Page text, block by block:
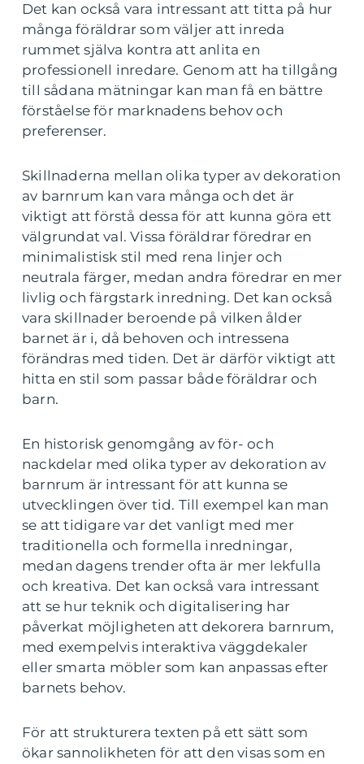
Det kan också vara intressant att titta på hur
många föräldrar som väljer att inreda
rummet själva kontra att anlita en
professionell inredare. Genom att ha tillgång
till sådana mätningar kan man få en bättre
förståelse för marknadens behov och
preferenser.
Skillnaderna mellan olika typer av dekoration
av barnrum kan vara många och det är
viktigt att förstå dessa för att kunna göra ett
välgrundat val. Vissa föräldrar föredrar en
minimalistisk stil med rena linjer och
neutrala färger, medan andra föredrar en mer
livlig och färgstark inredning. Det kan också
vara skillnader beroende på vilken ålder
barnet är i, då behoven och intressena
förändras med tiden. Det är därför viktigt att
hitta en stil som passar både föräldrar och
barn.
En historisk genomgång av för- och
nackdelar med olika typer av dekoration av
barnrum är intressant för att kunna se
utvecklingen över tid. Till exempel kan man
se att tidigare var det vanligt med mer
traditionella och formella inredningar,
medan dagens trender ofta är mer lekfulla
och kreativa. Det kan också vara intressant
att se hur teknik och digitalisering har
påverkat möjligheten att dekorera barnrum,
med exempelvis interaktiva väggdekaler
eller smarta möbler som kan anpassas efter
barnets behov.
För att strukturera texten på ett sätt som
ökar sannolikheten för att den visas som en